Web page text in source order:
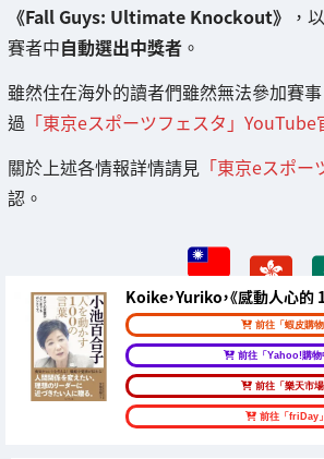
《Fall Guys: Ultimate Knockout》 ，
賽者中自動選出中獎者 。
雖然住在海外的讀者們雖然無法參加賽
過 「東京eスポーツフェスタ」YouTube
關於上述各情報詳情請見 「東京eスポ
認。
Koike，Yuriko，《感動人心的
前往「蝦皮購
前往「Yahoo!購物
前往「樂天市
前往「friDay